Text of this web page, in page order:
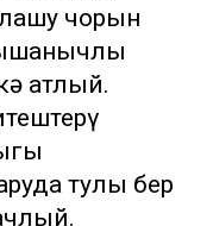
чорын
атлый.
тулы бер